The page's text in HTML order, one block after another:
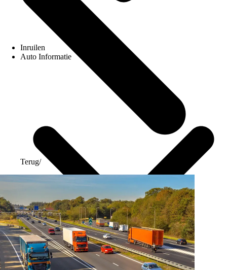
Inruilen
Auto Informatie
Terug/